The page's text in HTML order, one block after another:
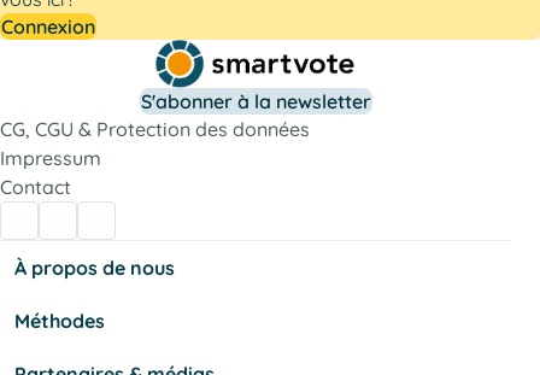
Connexion
S'abonner à la newsletter
CG, CGU & Protection des données
Impressum
Contact
À propos de nous
Méthodes